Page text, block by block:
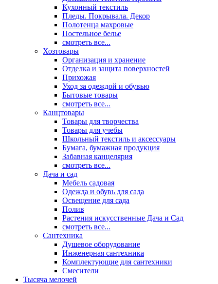
Кухонный текстиль
Пледы. Покрывала. Декор
Полотенца махровые
Постельное белье
смотреть все...
Хозтовары
Организация и хранение
Отделка и защита поверхностей
Прихожая
Уход за одеждой и обувью
Бытовые товары
смотреть все...
Канцтовары
Товары для творчества
Товары для учебы
Школьный текстиль и аксессуары
Бумага, бумажная продукция
Забавная канцелярия
смотреть все...
Дача и сад
Мебель садовая
Одежда и обувь для сада
Освещение для сада
Полив
Растения искусственные Дача и Сад
смотреть все...
Сантехника
Душевое оборудование
Инженерная сантехника
Комплектующие для сантехники
Смесители
Тысяча мелочей